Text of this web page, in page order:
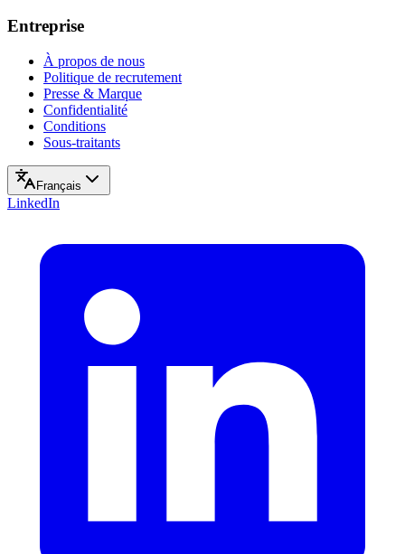
Entreprise
À propos de nous
Politique de recrutement
Presse & Marque
Confidentialité
Conditions
Sous-traitants
Français
LinkedIn